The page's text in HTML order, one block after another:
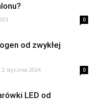
0
od zwykłej
2 stycznia 2024 0
LED od